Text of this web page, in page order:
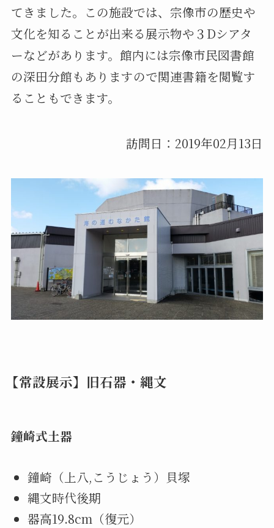
てきました。この施設では、宗像市の歴史や
文化を知ることが出来る展示物や３Dシアタ
ーなどがあります。館内には宗像市民図書館
の深田分館もありますので関連書籍を閲覧す
ることもできます。
訪問日：2019年02月13日
【常設展示】旧石器・縄文
鐘崎式土器
鐘崎（上八,こうじょう）貝塚
縄文時代後期
器高19.8cm（復元）